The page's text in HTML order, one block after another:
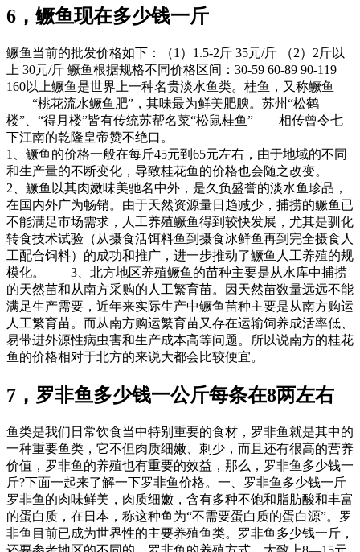
6，鳜鱼现在多少钱一斤
鳜鱼当前的批发价格如下：（1）1.5-2斤 35元/斤 （2）2斤以
上 30元/斤 鳜鱼根据规格不同价格区间：30-59 60-89 90-119
160以上鳜鱼是世界上一种名贵淡水鱼类。桂鱼，又称鳜鱼
——“桃花流水鳜鱼肥”，其味最为鲜美肥腴。苏州“松鹤
楼”、“得月楼”皆有传统苏帮名菜“松鼠桂鱼”——相传曾令七
下江南的乾隆皇帝赞不绝口。
1、鳜鱼的价格一般在每斤45元到65元左右，由于地域的不同
和生产量的不断变化，导致桂花鱼的价格也会随之改变。
2、鳜鱼以其肉嫩味美驰名中外，是久负盛誉的淡水鱼珍品，
在国内外广为畅销。由于天然资源量日趋减少，捕捞的鳜鱼已
不能满足市场需求，人工养殖鳜鱼得到较快发展，尤其是驯化
转食技术试验（从摄食活饵料鱼到摄食冰鲜鱼再到完全摄食人
工配合饲料）的成功和推广，进一步推动了鳜鱼人工养殖的规
模化。 3、北方地区养殖鳜鱼的苗种主要是从水库中捕捞
的天然苗和从南方采购的人工繁育苗。因天然苗数量远远不能
满足生产需要，近年来实际生产中鳜鱼苗种主要是从南方购运
人工繁育苗。而从南方购运繁育苗又存在运输饲养成活率低、
易带进外源性病虫害和生产成本高等问题。所以说南方的桂花
鱼的价格相对于北方的来说大都会比较便宜。
7，罗非鱼多少钱一公斤每条在8两左右
鱼类是我们日常饮食当中特别重要的食材，罗非鱼就是其中的
一种重要鱼类，它不但肉质细嫩、刺少，而且还有很高的营养
价值，罗非鱼的养殖也有重要的效益，那么，罗非鱼多少钱一
斤?下面一起来了解一下罗非鱼价格。一、罗非鱼多少钱一斤
罗非鱼的肉味鲜美，肉质细嫩，含有多种不饱和脂肪酸和丰富
的蛋白质，在日本，称这种鱼为“不需要蛋白质的蛋白源”。罗
非鱼目前已成为世界性的主要养殖鱼类。罗非鱼多少钱一斤，